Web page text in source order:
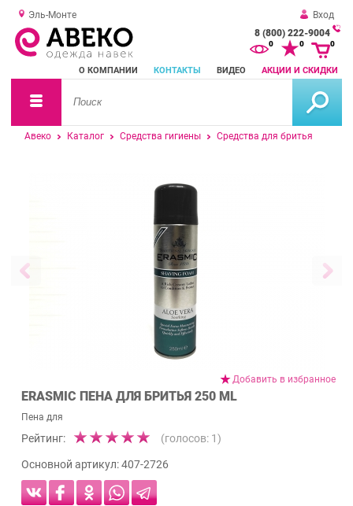
Эль-Монте
Вход
8 (800) 222-9004
О КОМПАНИИ КОНТАКТЫ ВИДЕО АКЦИИ И СКИДКИ
0 0 0
Авеко Каталог Средства гигиены Средства для бритья
Добавить в избранное
ERASMIC ПЕНА ДЛЯ БРИТЬЯ 250 ML
Пена для
Рейтинг: (голосов: 1)
Основной артикул:407-2726